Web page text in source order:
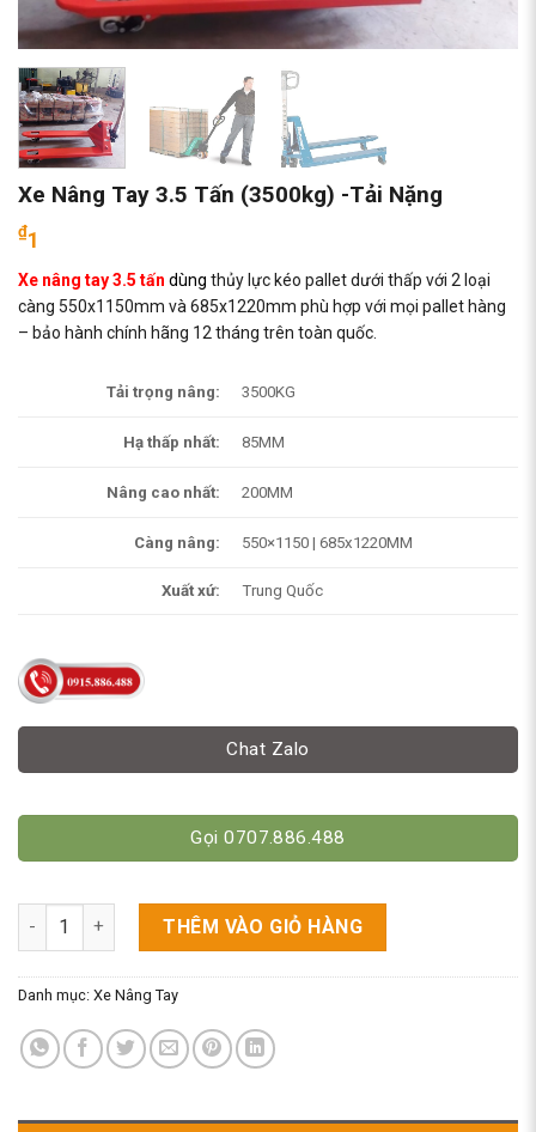
Xe Nâng Tay 3.5 Tấn (3500kg) -Tải Nặng
₫1
Xe nâng tay 3.5 tấn dùng thủy lực kéo pallet dưới thấp với 2 loại
càng 550x1150mm và 685x1220mm phù hợp với mọi pallet hàng
– bảo hành chính hãng 12 tháng trên toàn quốc.
Tải trọng nâng: 3500KG
Hạ thấp nhất: 85MM
Nâng cao nhất: 200MM
Càng nâng: 550×1150 | 685x1220MM
Xuất xứ: Trung Quốc
Chat Zalo
Gọi 0707.886.488
Xe Nâng Tay 3.5 Tấn (3500kg) -Tải Nặng số lượng
THÊM VÀO GIỎ HÀNG
Danh mục: Xe Nâng Tay